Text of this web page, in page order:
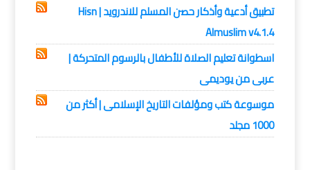
تطبيق أدعية وأذكار حصن المسلم للاندرويد | Hisn
Almuslim v4.1.4
اسطوانة تعليم الصلاة للأطفال بالرسوم المتحركة |
عربى من يوديمى
موسوعة كتب ومؤلفات التاريخ الإسلامى | أكثر من
1000 مجلد